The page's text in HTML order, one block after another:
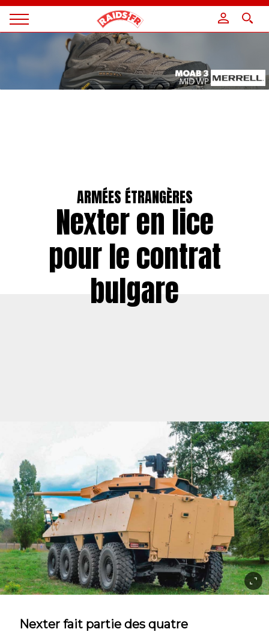
Magazine
ARMÉES ÉTRANGÈRES
Nexter en lice
pour le contrat
bulgare
Nexter fait partie des quatre
Panneau de gestion des cookies